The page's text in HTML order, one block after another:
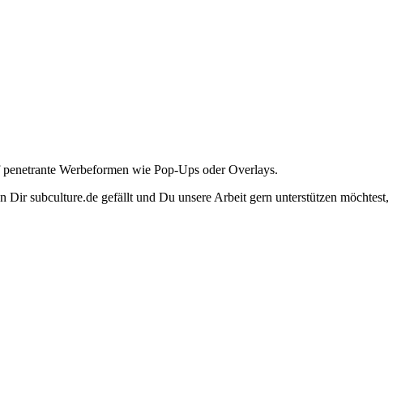
Werbeformen wie Pop-Ups oder Overlays.
subculture.de gefällt und Du unsere Arbeit gern unterstützen möchtest,